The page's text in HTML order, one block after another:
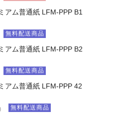
アム普通紙 LFM-PPP B1
無料配送商品
アム普通紙 LFM-PPP B2
無料配送商品
アム普通紙 LFM-PPP 42
無料配送商品